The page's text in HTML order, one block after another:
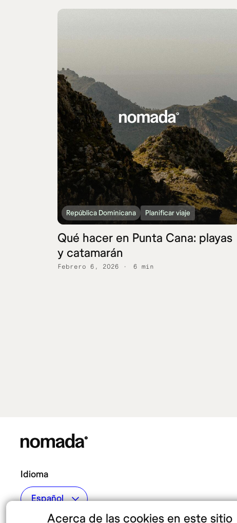
Acerca de las cookies en este sitio
República Dominicana Planificar viaje
Qué hacer en Punta Cana: playas
y catamarán
Febrero 6, 2026 6 min
Idioma